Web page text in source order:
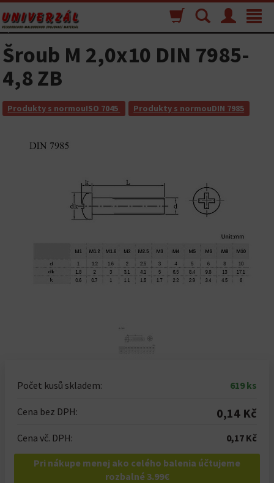
Toggle
Menu
Vyhľadávanie
Nákupný
košík
Šroub M 2,0x10 DIN 7985-
4,8 ZB
Produkty s normouISO 7045 Produkty s normouDIN 7985
Počet kusů skladem: 619 ks
Cena bez DPH: 0,14 Kč
Cena vč. DPH: 0,17 Kč
Pri nákupe menej ako celého balenia účtujeme
rozbalné 3.99€